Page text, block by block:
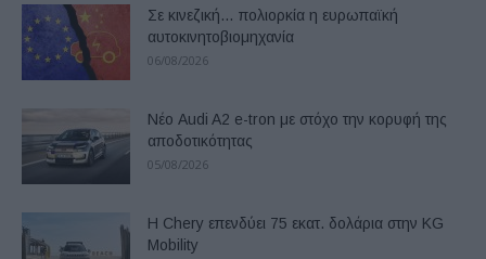
Σε κινεζική… πολιορκία η ευρωπαϊκή
αυτοκινητοβιομηχανία
06/08/2026
Νέο Audi A2 e-tron με στόχο την κορυφή της
αποδοτικότητας
05/08/2026
Η Chery επενδύει 75 εκατ. δολάρια στην KG
Mobility